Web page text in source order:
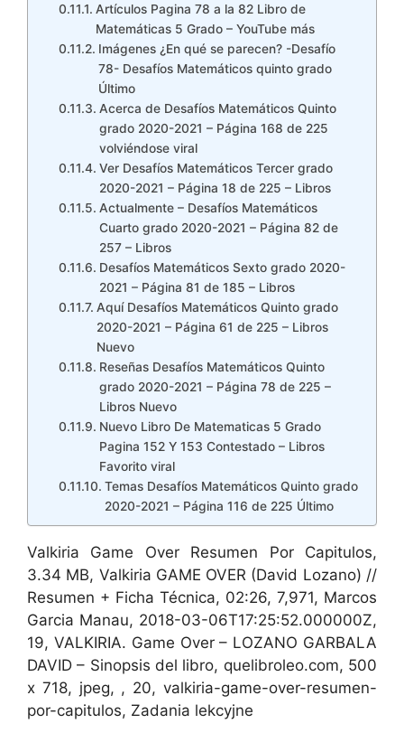
Artículos Pagina 78 a la 82 Libro de
Matemáticas 5 Grado – YouTube más
Imágenes ¿En qué se parecen? -Desafío
78- Desafíos Matemáticos quinto grado
Último
Acerca de Desafíos Matemáticos Quinto
grado 2020-2021 – Página 168 de 225
volviéndose viral
Ver Desafíos Matemáticos Tercer grado
2020-2021 – Página 18 de 225 – Libros
Actualmente – Desafíos Matemáticos
Cuarto grado 2020-2021 – Página 82 de
257 – Libros
Desafíos Matemáticos Sexto grado 2020-
2021 – Página 81 de 185 – Libros
Aquí Desafíos Matemáticos Quinto grado
2020-2021 – Página 61 de 225 – Libros
Nuevo
Reseñas Desafíos Matemáticos Quinto
grado 2020-2021 – Página 78 de 225 –
Libros Nuevo
Nuevo Libro De Matematicas 5 Grado
Pagina 152 Y 153 Contestado – Libros
Favorito viral
Temas Desafíos Matemáticos Quinto grado
2020-2021 – Página 116 de 225 Último
Valkiria Game Over Resumen Por Capitulos,
3.34 MB, Valkiria GAME OVER (David Lozano) //
Resumen + Ficha Técnica, 02:26, 7,971, Marcos
Garcia Manau, 2018-03-06T17:25:52.000000Z,
19, VALKIRIA. Game Over – LOZANO GARBALA
DAVID – Sinopsis del libro, quelibroleo.com, 500
x 718, jpeg, , 20, valkiria-game-over-resumen-
por-capitulos, Zadania lekcyjne